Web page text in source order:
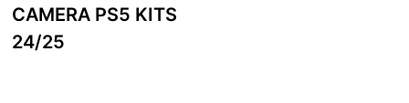
CAMERA PS5 KITS
24/25